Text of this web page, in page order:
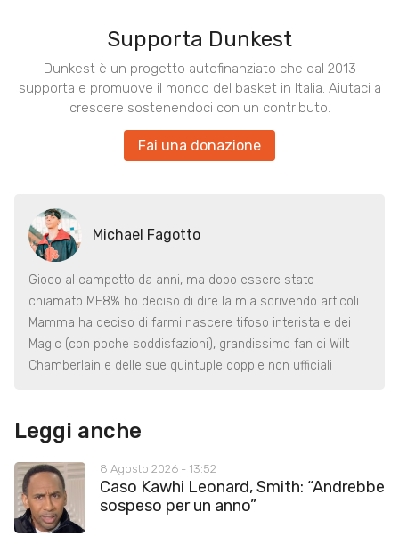
Supporta Dunkest
Dunkest è un progetto autofinanziato che dal 2013
supporta e promuove il mondo del basket in Italia. Aiutaci a
crescere sostenendoci con un contributo.
Fai una donazione
Michael Fagotto
Gioco al campetto da anni, ma dopo essere stato
chiamato MF8% ho deciso di dire la mia scrivendo articoli.
Mamma ha deciso di farmi nascere tifoso interista e dei
Magic (con poche soddisfazioni), grandissimo fan di Wilt
Chamberlain e delle sue quintuple doppie non ufficiali
Leggi anche
8 Agosto 2026 - 13:52
Caso Kawhi Leonard, Smith: “Andrebbe
sospeso per un anno”